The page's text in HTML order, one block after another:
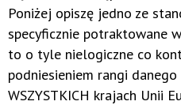
Poniżej opiszę jedno ze
specyficznie potraktowane
to o tyle nielogiczne co
podniesieniem rangi
WSZYSTKICH krajach Unii